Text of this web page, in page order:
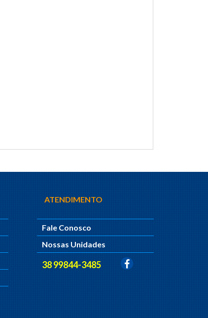
ATENDIMENTO
Fale Conosco
Nossas Unidades
38 99844-3485